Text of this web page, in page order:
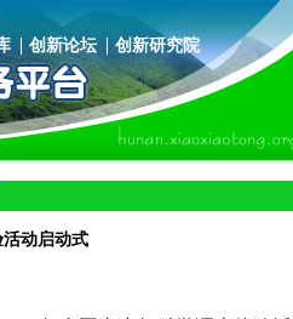
创新论坛 创新研究院
活动启动式